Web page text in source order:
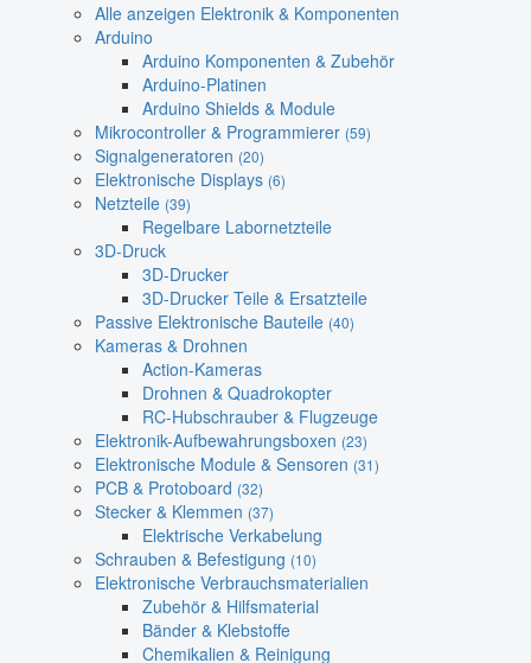
Alle anzeigen Elektronik & Komponenten
Arduino
Arduino Komponenten & Zubehör
Arduino-Platinen
Arduino Shields & Module
Mikrocontroller & Programmierer (59)
Signalgeneratoren (20)
Elektronische Displays (6)
Netzteile (39)
Regelbare Labornetzteile
3D-Druck
3D-Drucker
3D-Drucker Teile & Ersatzteile
Passive Elektronische Bauteile (40)
Kameras & Drohnen
Action-Kameras
Drohnen & Quadrokopter
RC-Hubschrauber & Flugzeuge
Elektronik-Aufbewahrungsboxen (23)
Elektronische Module & Sensoren (31)
PCB & Protoboard (32)
Stecker & Klemmen (37)
Elektrische Verkabelung
Schrauben & Befestigung (10)
Elektronische Verbrauchsmaterialien
Zubehör & Hilfsmaterial
Bänder & Klebstoffe
Chemikalien & Reinigung